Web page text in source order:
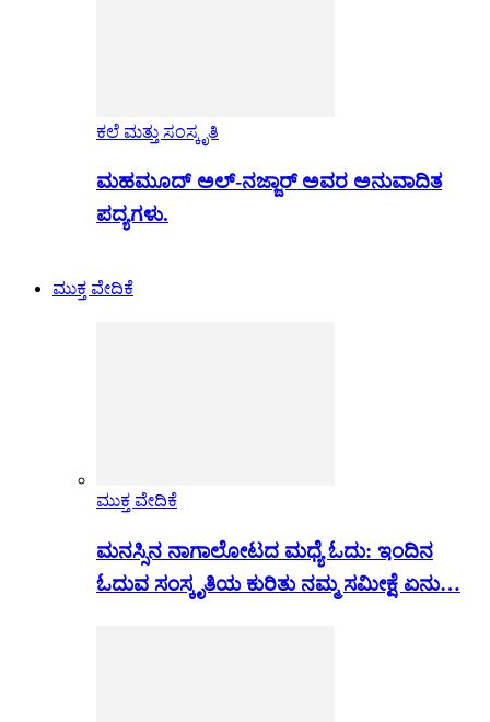
ಕಲೆ ಮತ್ತು ಸಂಸ್ಕೃತಿ
ಮಹಮೂದ್ ಅಲ್-ನಜ್ಜಾರ್ ಅವರ ಅನುವಾದಿತ
ಪದ್ಯಗಳು.
ಮುಕ್ತ ವೇದಿಕೆ
ಮುಕ್ತ ವೇದಿಕೆ
ಮನಸ್ಸಿನ ನಾಗಾಲೋಟದ ಮಧ್ಯೆ ಓದು: ಇಂದಿನ
ಓದುವ ಸಂಸ್ಕೃತಿಯ ಕುರಿತು ನಮ್ಮ ಸಮೀಕ್ಷೆ ಏನು…